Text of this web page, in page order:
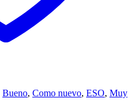
Bueno, Como nuevo, ESO, Muy